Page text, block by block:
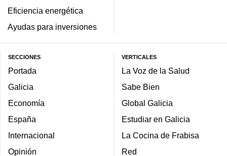
Eficiencia energética
Ayudas para inversiones
SECCIONES
Portada
Galicia
Economía
España
Internacional
Opinión
VERTICALES
La Voz de la Salud
Sabe Bien
Global Galicia
Estudiar en Galicia
La Cocina de Frabisa
Red